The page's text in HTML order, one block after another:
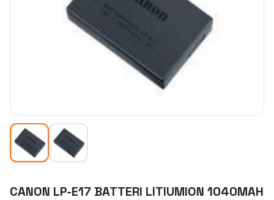
CANON LP-E17 BATTERI LITIUMION 1040MAH